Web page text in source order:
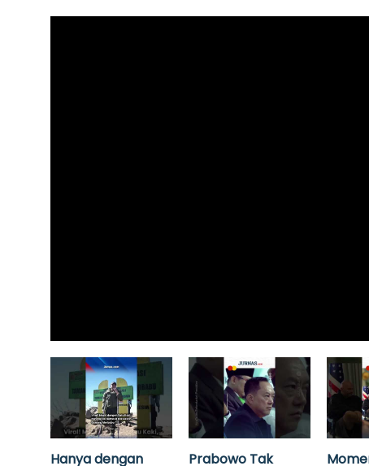
Hanya dengan Prabowo Tak